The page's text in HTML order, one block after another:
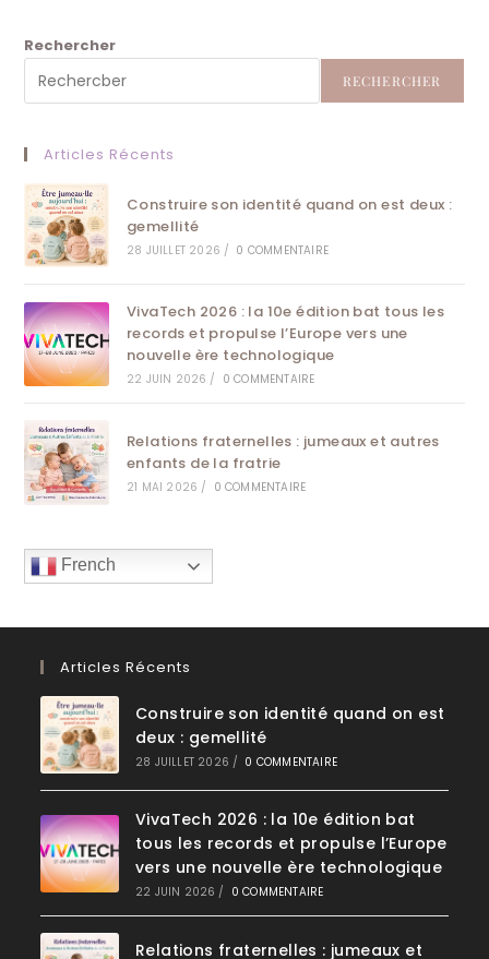
Rechercher
RECHERCHER
Articles Récents
Construire son identité quand on est deux :
gemellité
28 JUILLET 2026 / 0 COMMENTAIRE
VivaTech 2026 : la 10e édition bat tous les
records et propulse l’Europe vers une
nouvelle ère technologique
22 JUIN 2026 / 0 COMMENTAIRE
Relations fraternelles : jumeaux et autres
enfants de la fratrie
21 MAI 2026 / 0 COMMENTAIRE
French
Articles Récents
Construire son identité quand on est
deux : gemellité
28 JUILLET 2026 / 0 COMMENTAIRE
VivaTech 2026 : la 10e édition bat
tous les records et propulse l’Europe
vers une nouvelle ère technologique
22 JUIN 2026 / 0 COMMENTAIRE
Relations fraternelles : jumeaux et